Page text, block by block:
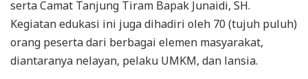
serta Camat Tanjung Tiram Bapak Junaidi, SH.
Kegiatan edukasi ini juga dihadiri oleh 70 (tujuh puluh)
orang peserta dari berbagai elemen masyarakat,
diantaranya nelayan, pelaku UMKM, dan lansia.